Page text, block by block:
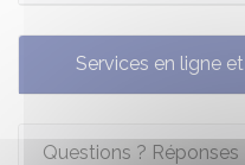
Services en ligne
Questions ? Réponses